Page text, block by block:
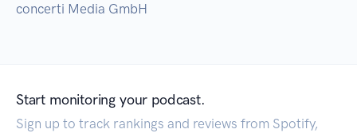
concerti Media GmbH
Start monitoring your podcast.
Sign up to track rankings and reviews from Spotify,